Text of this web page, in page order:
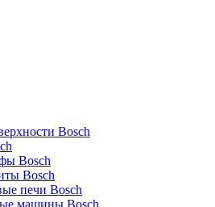
Bosch
Bosch
Bosch
печи Bosch
машины Bosch